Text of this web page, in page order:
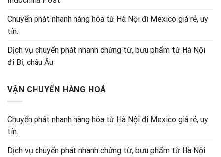
Chuyển phát nhanh hàng hóa từ Hà Nội đi Mexico giá rẻ, uy
tín.
Dịch vụ chuyển phát nhanh chứng từ, bưu phẩm từ Hà Nội
đi Bỉ, châu Âu
VẬN CHUYỂN HÀNG HOÁ
Chuyển phát nhanh hàng hóa từ Hà Nội đi Mexico giá rẻ, uy
tín.
Dịch vụ chuyển phát nhanh chứng từ, bưu phẩm từ Hà Nội